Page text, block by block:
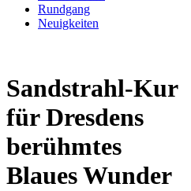
Rundgang
Neuigkeiten
Sandstrahl-Kur
für Dresdens
berühmtes
Blaues Wunder